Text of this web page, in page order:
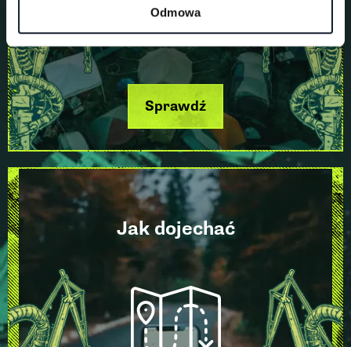
Odmowa
Sprawdź
Jak dojechać